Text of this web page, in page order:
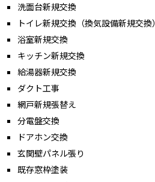
洗面台新規交換
トイレ新規交換（換気設備新規交換）
浴室新規交換
キッチン新規交換
給湯器新規交換
ダクト工事
網戸新規張替え
分電盤交換
ドアホン交換
玄関壁パネル張り
既存窓枠塗装